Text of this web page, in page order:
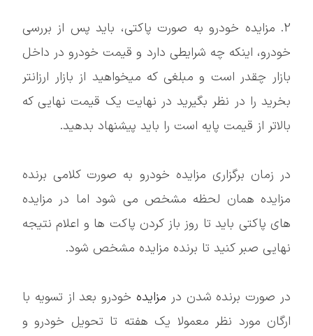
2. مزایده خودرو به صورت پاکتی، باید پس از بررسی
خودرو، اینکه چه شرایطی دارد و قیمت خودرو در داخل
بازار چقدر است و مبلغی که میخواهید از بازار ارزانتر
بخرید را در نظر بگیرید در نهایت یک قیمت نهایی که
بالاتر از قیمت پایه است را باید پیشنهاد بدهید.
در زمان برگزاری مزایده خودرو به صورت کلامی برنده
مزایده همان لحظه مشخص می شود اما در مزایده
های پاکتی باید تا روز باز کردن پاکت ها و اعلام نتیجه
نهایی صبر کنید تا برنده مزایده مشخص شود.
در صورت برنده شدن در مزایده خودرو بعد از تسویه با
ارگان مورد نظر معمولا یک هفته تا تحویل خودرو و